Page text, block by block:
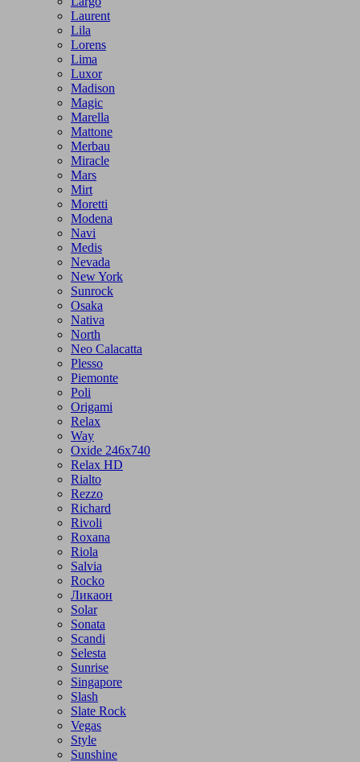
Laurent
Lila
Lorens
Lima
Luxor
Madison
Magic
Marella
Mattone
Merbau
Miracle
Mars
Mirt
Moretti
Modena
Navi
Medis
Nevada
New York
Sunrock
Osaka
Nativa
North
Neo Calacatta
Plesso
Piemonte
Poli
Origami
Relax
Way
Oxide 246x740
Relax HD
Rialto
Rezzo
Richard
Rivoli
Roxana
Riola
Salvia
Rocko
Ликаон
Solar
Sonata
Scandi
Selesta
Sunrise
Singapore
Slash
Slate Rock
Vegas
Style
Sunshine